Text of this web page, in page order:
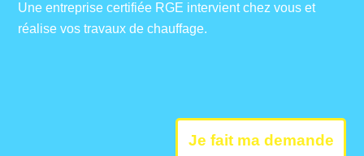
Une entreprise certifiée RGE intervient chez vous et
réalise vos travaux de chauffage.
Je fait ma demande